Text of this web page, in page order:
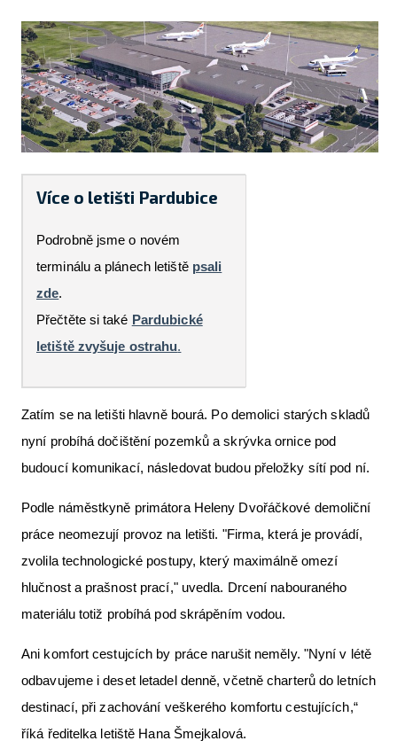
Více o letišti Pardubice
Podrobně jsme o novém
terminálu a plánech letiště psali
zde.
Přečtěte si také Pardubické
letiště zvyšuje ostrahu.
Zatím se na letišti hlavně bourá. Po demolici starých skladů
nyní probíhá dočištění pozemků a skrývka ornice pod
budoucí komunikací, následovat budou přeložky sítí pod ní.
Podle náměstkyně primátora Heleny Dvořáčkové demoliční
práce neomezují provoz na letišti. "Firma, která je provádí,
zvolila technologické postupy, který maximálně omezí
hlučnost a prašnost prací," uvedla. Drcení nabouraného
materiálu totiž probíhá pod skrápěním vodou.
Ani komfort cestujcích by práce narušit neměly. "Nyní v létě
odbavujeme i deset letadel denně, včetně charterů do letních
destinací, při zachování veškerého komfortu cestujících,“
říká ředitelka letiště Hana Šmejkalová.